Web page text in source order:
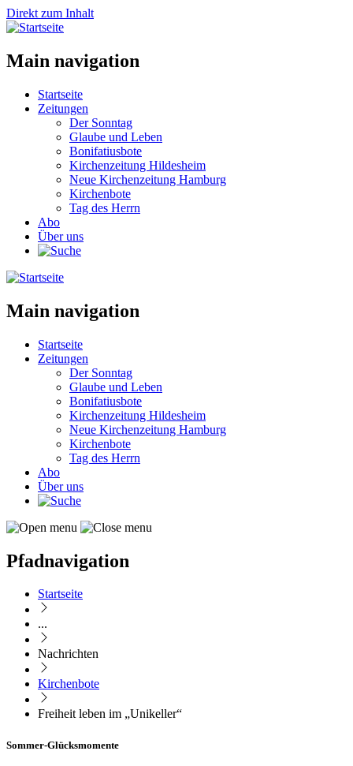
Direkt zum Inhalt
Main navigation
Startseite
Zeitungen
Der Sonntag
Glaube und Leben
Bonifatiusbote
Kirchenzeitung Hildesheim
Neue Kirchenzeitung Hamburg
Kirchenbote
Tag des Herrn
Abo
Über uns
Main navigation
Startseite
Zeitungen
Der Sonntag
Glaube und Leben
Bonifatiusbote
Kirchenzeitung Hildesheim
Neue Kirchenzeitung Hamburg
Kirchenbote
Tag des Herrn
Abo
Über uns
Pfadnavigation
Startseite
...
Nachrichten
Kirchenbote
Freiheit leben im „Unikeller“
Sommer-Glücksmomente